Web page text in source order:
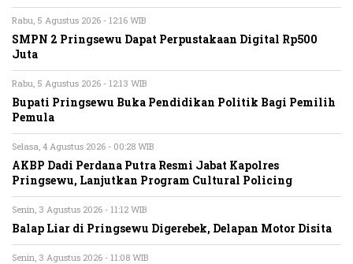
Rabu, 5 Agustus 2026 - 12:16 WIB
SMPN 2 Pringsewu Dapat Perpustakaan Digital Rp500
Juta
Rabu, 5 Agustus 2026 - 12:13 WIB
Bupati Pringsewu Buka Pendidikan Politik Bagi Pemilih
Pemula
Selasa, 4 Agustus 2026 - 00:28 WIB
AKBP Dadi Perdana Putra Resmi Jabat Kapolres
Pringsewu, Lanjutkan Program Cultural Policing
Senin, 3 Agustus 2026 - 11:12 WIB
Balap Liar di Pringsewu Digerebek, Delapan Motor Disita
Senin, 3 Agustus 2026 - 11:08 WIB